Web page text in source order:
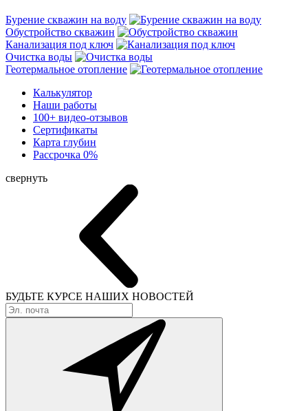
Бурение скважин на воду
Обустройство скважин
Канализация под ключ
Очистка воды
Геотермальное отопление
Калькулятор
Наши работы
100+ видео-отзывов
Сертификаты
Карта глубин
Рассрочка 0%
свернуть
БУДЬТЕ КУРСЕ НАШИХ НОВОСТЕЙ